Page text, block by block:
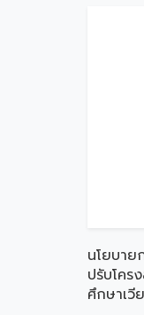
นโยบาย
ปรับโคร
ศึกษาเวี